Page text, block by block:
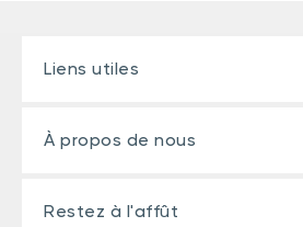
Liens utiles
À propos de nous
Restez à l'affût